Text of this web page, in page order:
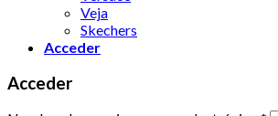
Veja
Skechers
Acceder
Acceder